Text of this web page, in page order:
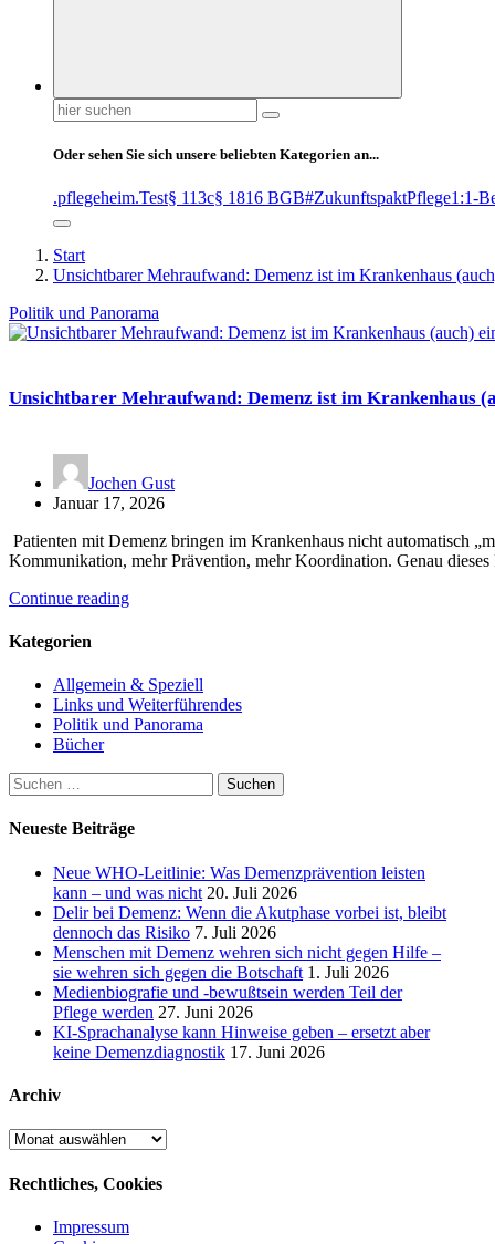
Suchen
nach:
Oder sehen Sie sich unsere beliebten Kategorien an...
.pflegeheim.Test§ 113c§ 1816 BGB#ZukunftspaktPflege1:1-
Start
Unsichtbarer Mehraufwand: Demenz ist im Krankenhaus
Politik und Panorama
Unsichtbarer Mehraufwand: Demenz ist im Krankenhaus
Jochen Gust
Januar 17, 2026
Patienten mit Demenz bringen im Krankenhaus nicht automatisch
Kommunikation, mehr Prävention, mehr Koordination. Genau
Continue reading
Kategorien
Allgemein & Speziell
Links und Weiterführendes
Politik und Panorama
Bücher
Suchen
nach:
Neueste Beiträge
Neue WHO-Leitlinie: Was Demenzprävention leisten
kann – und was nicht 20. Juli 2026
Delir bei Demenz: Wenn die Akutphase vorbei ist, bleibt
dennoch das Risiko 7. Juli 2026
Menschen mit Demenz wehren sich nicht gegen Hilfe –
sie wehren sich gegen die Botschaft 1. Juli 2026
Medienbiografie und -bewußtsein werden Teil der
Pflege werden 27. Juni 2026
KI-Sprachanalyse kann Hinweise geben – ersetzt aber
keine Demenzdiagnostik 17. Juni 2026
Archiv
Archiv
Rechtliches, Cookies
Impressum